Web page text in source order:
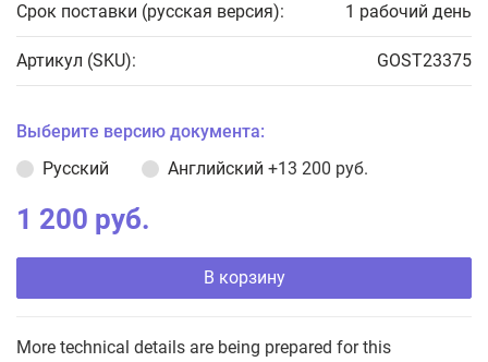
Срок поставки (русская версия): 1 рабочий день
Артикул (SKU): GOST23375
Выберите версию документа:
Русский
Английский +13 200 руб.
1 200 руб.
В корзину
More technical details are being prepared for this